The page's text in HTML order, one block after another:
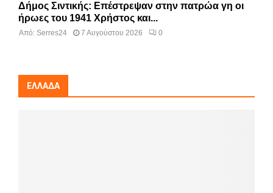
Δήμος Σιντικής: Επέστρεψαν στην πατρώα γη οι
ήρωες του 1941 Χρήστος και...
Από: Serres24 7 Αυγούστου 2026 0
ΕΛΛΆΔΑ